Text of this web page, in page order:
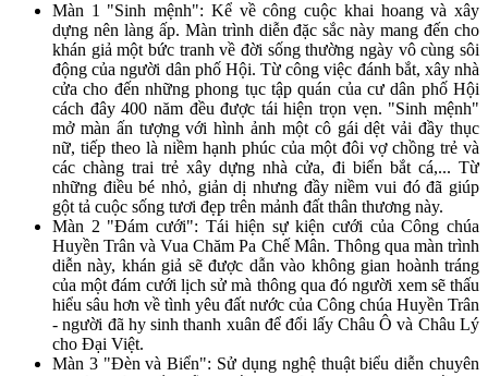
Màn 1 "Sinh mệnh": Kể về công cuộc khai hoang và xây
dựng nên làng ấp. Màn trình diễn đặc sắc này mang đến cho
khán giả một bức tranh về đời sống thường ngày vô cùng sôi
động của người dân phố Hội. Từ công việc đánh bắt, xây nhà
cửa cho đến những phong tục tập quán của cư dân phố Hội
cách đây 400 năm đều được tái hiện trọn vẹn. "Sinh mệnh"
mở màn ấn tượng với hình ảnh một cô gái dệt vải đầy thục
nữ, tiếp theo là niềm hạnh phúc của một đôi vợ chồng trẻ và
các chàng trai trẻ xây dựng nhà cửa, đi biển bắt cá,... Từ
những điều bé nhỏ, giản dị nhưng đầy niềm vui đó đã giúp
gột tả cuộc sống tươi đẹp trên mảnh đất thân thương này.
Màn 2 "Đám cưới": Tái hiện sự kiện cưới của Công chúa
Huyền Trân và Vua Chăm Pa Chế Mân. Thông qua màn trình
diễn này, khán giả sẽ được dẫn vào không gian hoành tráng
của một đám cưới lịch sử mà thông qua đó người xem sẽ thấu
hiểu sâu hơn về tình yêu đất nước của Công chúa Huyền Trân
- người đã hy sinh thanh xuân để đổi lấy Châu Ô và Châu Lý
cho Đại Việt.
Màn 3 "Đèn và Biển": Sử dụng nghệ thuật biểu diễn chuyên